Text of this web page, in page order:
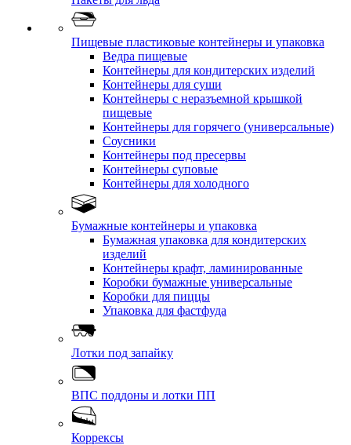
Пищевые пластиковые контейнеры и упаковка
Ведра пищевые
Контейнеры для кондитерских изделий
Контейнеры для суши
Контейнеры с неразъемной крышкой
пищевые
Контейнеры для горячего (универсальные)
Соусники
Контейнеры под пресервы
Контейнеры суповые
Контейнеры для холодного
Бумажные контейнеры и упаковка
Бумажная упаковка для кондитерских
изделий
Контейнеры крафт, ламинированные
Коробки бумажные универсальные
Коробки для пиццы
Упаковка для фастфуда
Лотки под запайку
ВПС поддоны и лотки ПП
Коррексы